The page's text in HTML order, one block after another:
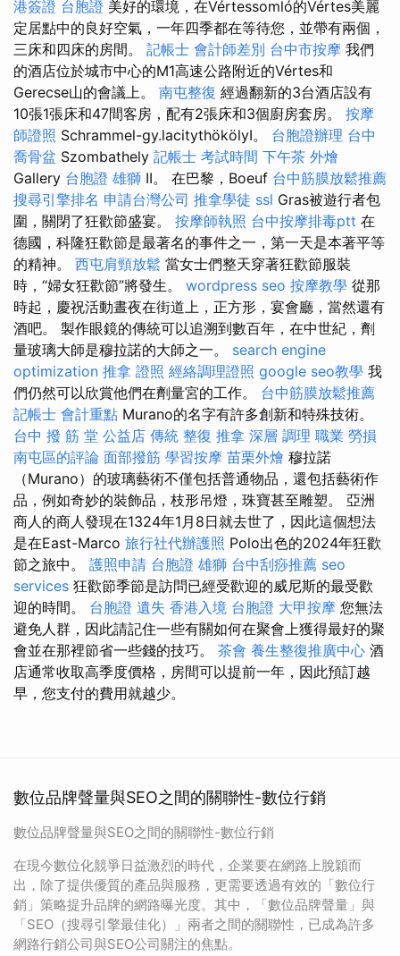
港簽證 台胞證 美好的環境，在Vértessomló的Vértes美麗
定居點中的良好空氣，一年四季都在等待您，並帶有兩個，
三床和四床的房間。 記帳士 會計師差別 台中市按摩 我們
的酒店位於城市中心的M1高速公路附近的Vértes和
Gerecse山的會議上。 南屯整復 經過翻新的3台酒店設有
10張1張床和47間客房，配有2張床和3個廚房套房。 按摩
師證照 Schrammel-gy.lacitythökölyI。 台胞證辦理 台中
喬骨盆 Szombathely 記帳士 考試時間 下午茶 外燴
Gallery 台胞證 雄獅 II。 在巴黎，Boeuf 台中筋膜放鬆推薦
搜尋引擎排名 申請台灣公司 推拿學徒 ssl Gras被遊行者包
圍，關閉了狂歡節盛宴。 按摩師執照 台中按摩排毒ptt 在
德國，科隆狂歡節是最著名的事件之一，第一天是本著平等
的精神。 西屯肩頸放鬆 當女士們整天穿著狂歡節服裝
時，“婦女狂歡節”將發生。 wordpress seo 按摩教學 從那
時起，慶祝活動晝夜在街道上，正方形，宴會廳，當然還有
酒吧。 製作眼鏡的傳統可以追溯到數百年，在中世紀，劑
量玻璃大師是穆拉諾的大師之一。 search engine
optimization 推拿 證照 經絡調理證照 google seo教學 我
們仍然可以欣賞他們在劑量宮的工作。 台中筋膜放鬆推薦
記帳士 會計重點 Murano的名字有許多創新和特殊技術。
台中 撥 筋 堂 公益店 傳統 整復 推拿 深層 調理 職業 勞損
南屯區的評論 面部撥筋 學習按摩 苗栗外燴 穆拉諾
（Murano）的玻璃藝術不僅包括普通物品，還包括藝術作
品，例如奇妙的裝飾品，枝形吊燈，珠寶甚至雕塑。 亞洲
商人的商人發現在1324年1月8日就去世了，因此這個想法
是在East-Marco 旅行社代辦護照 Polo出色的2024年狂歡
節之旅中。 護照申請 台胞證 雄獅 台中刮痧推薦 seo
services 狂歡節季節是訪問已經受歡迎的威尼斯的最受歡
迎的時間。 台胞證 遺失 香港入境 台胞證 大甲按摩 您無法
避免人群，因此請記住一些有關如何在聚會上獲得最好的聚
會並在那裡節省一些錢的技巧。 茶會 養生整復推廣中心 酒
店通常收取高季度價格，房間可以提前一年，因此預訂越
早，您支付的費用就越少。
數位品牌聲量與SEO之間的關聯性-數位行銷
數位品牌聲量與SEO之間的關聯性-數位行銷
在現今數位化競爭日益激烈的時代，企業要在網路上脫穎而
出，除了提供優質的產品與服務，更需要透過有效的「數位行
銷」策略提升品牌的網路曝光度。其中，「數位品牌聲量」與
「SEO（搜尋引擎最佳化）」兩者之間的關聯性，已成為許多
網路行銷公司與SEO公司關注的焦點。